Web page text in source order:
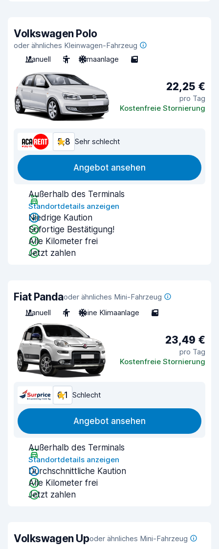
Volkswagen Polo
oder ähnliches Kleinwagen-Fahrzeug
Manuell
5 Klimaanlage 5
22,25 €
pro Tag
Kostenfreie Stornierung
5,8 Sehr schlecht
Angebot ansehen
Außerhalb des Terminals
Standortdetails anzeigen
Niedrige Kaution
Sofortige Bestätigung!
Alle Kilometer frei
Jetzt zahlen
Fiat Pandaoder ähnliches Mini-Fahrzeug
Manuell
4 Keine Klimaanlage 5
23,49 €
pro Tag
Kostenfreie Stornierung
6,1 Schlecht
Angebot ansehen
Außerhalb des Terminals
Standortdetails anzeigen
Durchschnittliche Kaution
Alle Kilometer frei
Jetzt zahlen
Volkswagen Upoder ähnliches Mini-Fahrzeug